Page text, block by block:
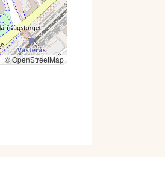
| © OpenStreetMap